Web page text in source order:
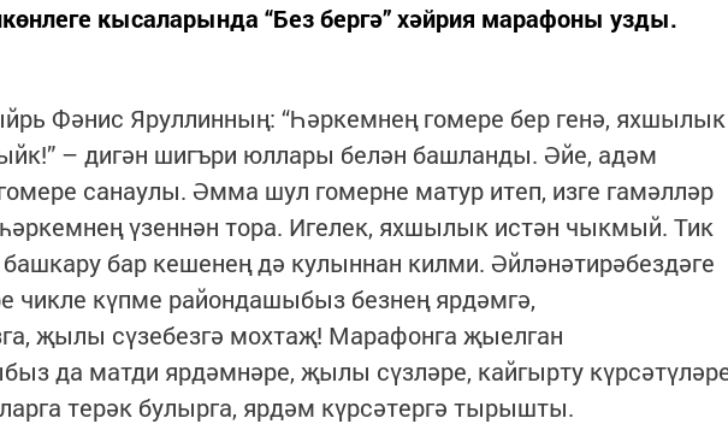
кысаларында “Без бергә” хәйрия марафоны узды.
Фәнис Яруллинның: “Һәркемнең гомере бер генә, яхшылык
– дигән шигъри юллары белән башланды. Әйе, адәм
санаулы. Әмма шул гомерне матур итеп, изге гамәлләр
үзеннән тора. Игелек, яхшылык истән чыкмый. Тик
бар кешенең дә кулыннан килми. Әйләнәтирәбездәге
чикле күпме райондашыбыз безнең ярдәмгә,
җылы сүзебезгә мохтаҗ! Марафонга җыелган
да матди ярдәмнәре, җылы сүзләре, кайгырту
терәк булырга, ярдәм күрсәтергә тырышты.